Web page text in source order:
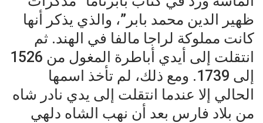
ظهير الدين محمد بابر”، والذي يذكر أنها
كانت مملوكة لراجا مالفا في الهند. ثم
انتقلت إلى أيدي أباطرة المغول من 1526
إلى 1739. ومع ذلك، لم تأخذ اسمها
الحالي إلا عندما انتقلت إلى يدي نادر شاه
من بلاد فارس بعد أن نهب الشاه دلهي